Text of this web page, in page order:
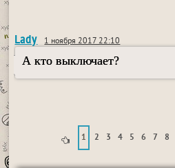
Lady 1 ноября 2017 22:10
А кто выключает?
1 2 3 4 5 6 7 8